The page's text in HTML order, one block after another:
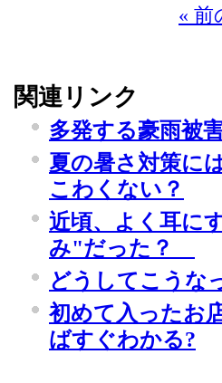
« 前
関連リンク
多発する豪雨被
夏の暑さ対策に
こわくない？
近頃、よく耳に
み"だった？
どうしてこうな
初めて入ったお
ばすぐわかる?